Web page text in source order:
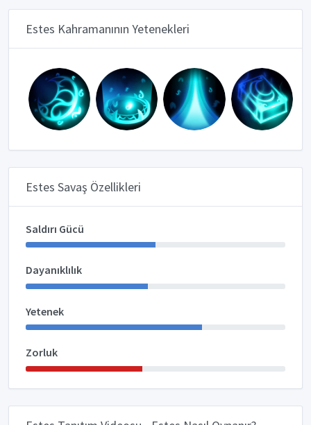
Estes Kahramanının Yetenekleri
Estes Savaş Özellikleri
Saldırı Gücü
Dayanıklılık
Yetenek
Zorluk